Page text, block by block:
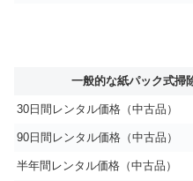
一般的な紙パック式掃
30日間レンタル価格（中古品）
90日間レンタル価格（中古品）
半年間レンタル価格（中古品）